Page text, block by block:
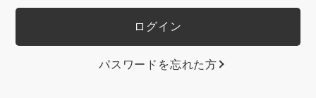
パスワードを忘れた方